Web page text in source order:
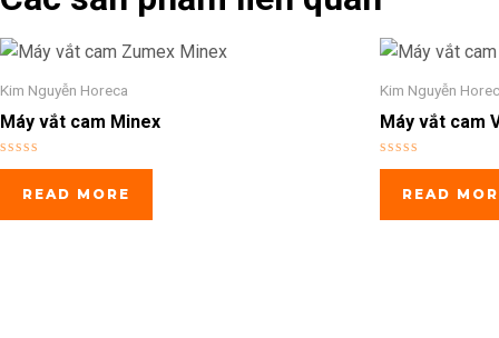
Kim Nguyễn Horeca
Máy vắt cam Minex
Rated
outREAD MORE
Kim Nguyễn
Máy vắt cam
Rated
outREAD